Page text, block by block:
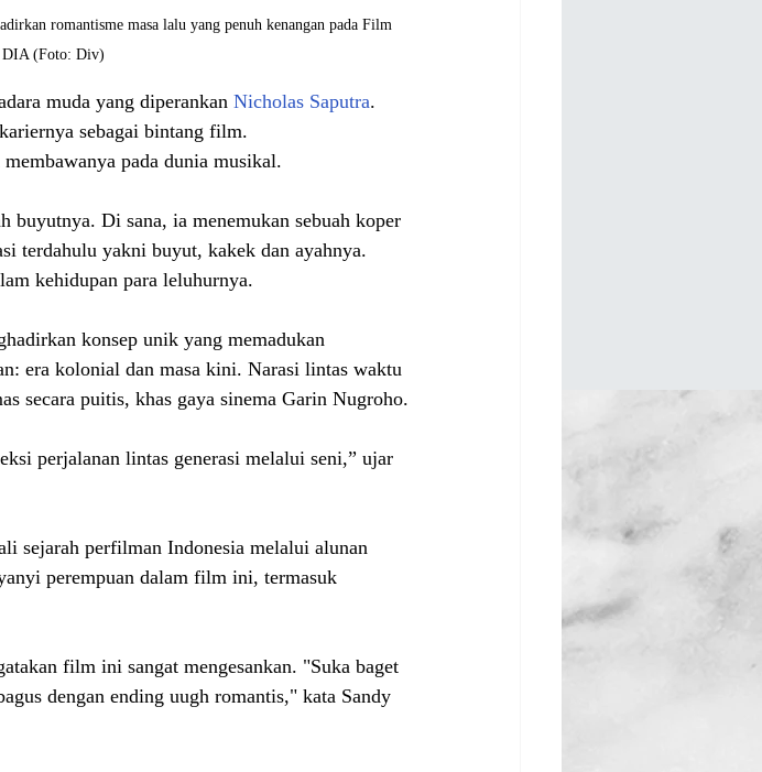
romantisme masa lalu yang penuh kenangan pada Film
DIA (Foto: Div)
muda yang diperankan Nicholas Saputra.
sebagai bintang film.
pada dunia musikal.
Di sana, ia menemukan sebuah koper
terdahulu yakni buyut, kakek dan ayahnya.
kehidupan para leluhurnya.
konsep unik yang memadukan
era kolonial dan masa kini. Narasi lintas waktu
secara puitis, khas gaya sinema Garin Nugroho.
perjalanan lintas generasi melalui seni,” ujar
sejarah perfilman Indonesia melalui alunan
perempuan dalam film ini, termasuk
film ini sangat mengesankan. "Suka baget
dengan ending uugh romantis," kata Sandy